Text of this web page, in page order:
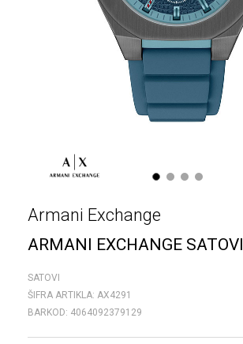
1 2 3 4
Armani Exchange
ARMANI EXCHANGE SATOVI
SATOVI
ŠIFRA ARTIKLA: AX4291
BARKOD: 4064092379129